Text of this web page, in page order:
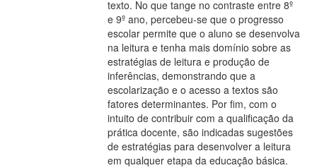
texto. No que tange no contraste entre 8º
e 9º ano, percebeu-se que o progresso
escolar permite que o aluno se desenvolva
na leitura e tenha mais domínio sobre as
estratégias de leitura e produção de
inferências, demonstrando que a
escolarização e o acesso a textos são
fatores determinantes. Por fim, com o
intuito de contribuir com a qualificação da
prática docente, são indicadas sugestões
de estratégias para desenvolver a leitura
em qualquer etapa da educação básica.